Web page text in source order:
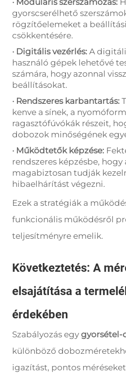
· Moduláris szerszámozás:
gyorscserélhető
rögzítőelemeket a
csökkentésére.
· Digitális vezérlés: A
használó gépek lehetővé
számára, hogy azonnal
beállításokat.
· Rendszeres karbantartás:
kenve a sínek, a
ragasztófúvókák részeit,
dobozok minőségének
· Működtetők képzése:
rendszeres képzésbe,
magabiztosan tudják
hibaelhárítást végezni.
Ezek a stratégiák a
funkcionális működésről
teljesítményre emelik.
Következtetés: A
elsajátítása a
érdekében
Szabályozás egy gyorsétel-
különböző
igazítást, pontos